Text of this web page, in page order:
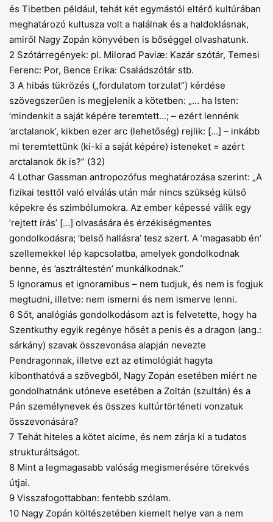
és Tibetben például, tehát két egymástól eltérő kultúrában
meghatározó kultusza volt a halálnak és a haldoklásnak,
amiről Nagy Zopán könyvében is bőséggel olvashatunk.
2 Szótárregények: pl. Milorad Paviæ: Kazár szótár, Temesi
Ferenc: Por, Bence Erika: Családszótár stb.
3 A hibás tükrözés („fordulatom torzulat”) kérdése
szövegszerűen is megjelenik a kötetben: „… ha Isten:
’mindenkit a saját képére teremtett...; – ezért lennénk
’arctalanok’, kikben ezer arc (lehetőség) rejlik: […] – inkább
mi teremtettünk (ki-ki a saját képére) isteneket = azért
arctalanok ők is?” (32)
4 Lothar Gassman antropozófus meghatározása szerint: „A
fizikai testtől való elválás után már nincs szükség külső
képekre és szimbólumokra. Az ember képessé válik egy
’rejtett írás’ […] olvasására és érzékiségmentes
gondolkodásra; ’belső hallásra’ tesz szert. A ’magasabb én’
szellemekkel lép kapcsolatba, amelyek gondolkodnak
benne, és ’asztráltestén’ munkálkodnak.”
5 Ignoramus et ignoramibus – nem tudjuk, és nem is fogjuk
megtudni, illetve: nem ismerni és nem ismerve lenni.
6 Sőt, analógiás gondolkodásom azt is felvetette, hogy ha
Szentkuthy egyik regénye hősét a penis és a dragon (ang.:
sárkány) szavak összevonása alapján nevezte
Pendragonnak, illetve ezt az etimológiát hagyta
kibonthatóvá a szövegből, Nagy Zopán esetében miért ne
gondolhatnánk utóneve esetében a Zoltán (szultán) és a
Pán személynevek és összes kultúrtörténeti vonzatuk
összevonására?
7 Tehát hiteles a kötet alcíme, és nem zárja ki a tudatos
strukturáltságot.
8 Mint a legmagasabb valóság megismerésére törekvés
útjai.
9 Visszafogottabban: fentebb szólam.
10 Nagy Zopán költészetében kiemelt helye van a nem